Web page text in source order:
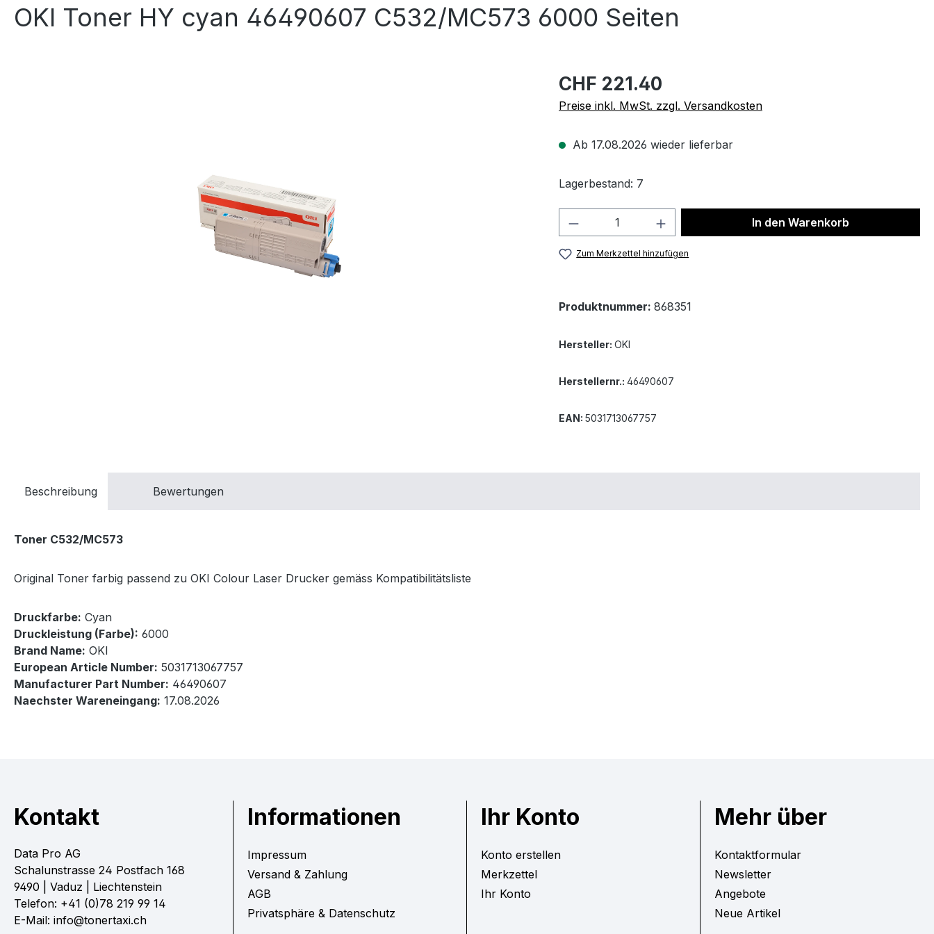
OKI Toner HY cyan 46490607 C532/MC573 6000 Seiten
CHF 221.40
Preise inkl. MwSt. zzgl. Versandkosten
Ab 17.08.2026 wieder lieferbar
Lagerbestand: 7
Produkt Anzahl: Gib den gewünschten Wert
In den Warenkorb
Zum Merkzettel hinzufügen
Produktnummer: 868351
Hersteller: OKI
Herstellernr.: 46490607
EAN: 5031713067757
Beschreibung Bewertungen
Toner C532/MC573
Original Toner farbig passend zu OKI Colour Laser Drucker gemäss Kompatibilitätsliste
Druckfarbe: Cyan
Druckleistung (Farbe): 6000
Brand Name: OKI
European Article Number: 5031713067757
Manufacturer Part Number: 46490607
Naechster Wareneingang: 17.08.2026
Kontakt
Data Pro AG
Schalunstrasse 24 Postfach 168
9490 | Vaduz | Liechtenstein
Telefon: +41 (0)78 219 99 14
E-Mail: info@tonertaxi.ch
Informationen
Impressum
Versand & Zahlung
AGB
Privatsphäre & Datenschutz
Ihr Konto
Konto erstellen
Merkzettel
Ihr Konto
Mehr über
Kontaktformular
Newsletter
Angebote
Neue Artikel